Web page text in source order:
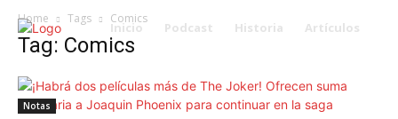
Inicio Podcast Historia Artículos
Home Tags Comics
Tag: Comics
Notas